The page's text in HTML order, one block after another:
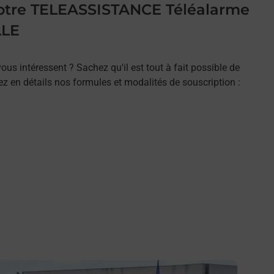
TELEASSISTANCE Téléalarme
intéressent ? Sachez qu'il est tout à fait possible de
en détails nos formules et modalités de souscription :